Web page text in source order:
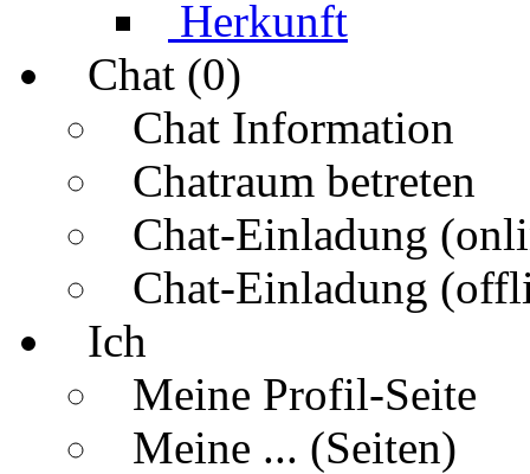
Herkunft
Chat (0)
Chat Information
Chatraum betreten
Chat-Einladung
Chat-Einladung
Ich
Meine Profil-Seite
Meine ... (Seiten)